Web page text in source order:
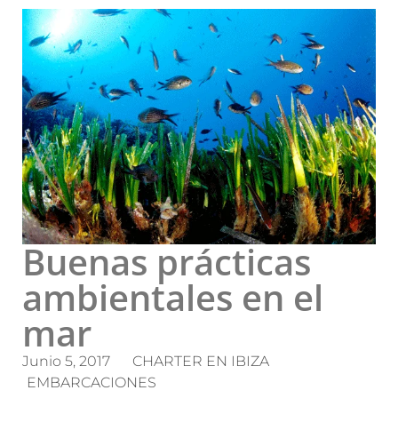
Buenas prácticas
ambientales en el
mar
Junio 5, 2017
CHARTER EN IBIZA
EMBARCACIONES